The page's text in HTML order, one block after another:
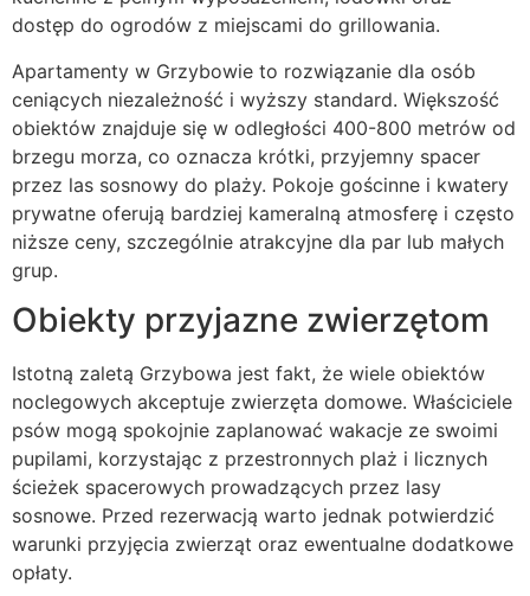
dostęp do ogrodów z miejscami do grillowania.
Apartamenty w Grzybowie to rozwiązanie dla osób
ceniących niezależność i wyższy standard. Większość
obiektów znajduje się w odległości 400-800 metrów od
brzegu morza, co oznacza krótki, przyjemny spacer
przez las sosnowy do plaży. Pokoje gościnne i kwatery
prywatne oferują bardziej kameralną atmosferę i często
niższe ceny, szczególnie atrakcyjne dla par lub małych
grup.
Obiekty przyjazne zwierzętom
Istotną zaletą Grzybowa jest fakt, że wiele obiektów
noclegowych akceptuje zwierzęta domowe. Właściciele
psów mogą spokojnie zaplanować wakacje ze swoimi
pupilami, korzystając z przestronnych plaż i licznych
ścieżek spacerowych prowadzących przez lasy
sosnowe. Przed rezerwacją warto jednak potwierdzić
warunki przyjęcia zwierząt oraz ewentualne dodatkowe
opłaty.